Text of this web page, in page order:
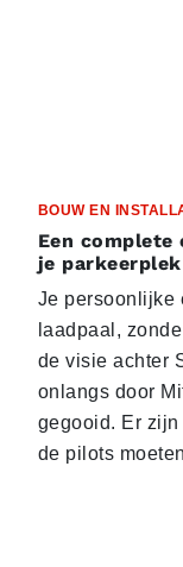
BOUW EN
Een complete
je parkeerplek
Je persoonlijke
laadpaal,
de visie achter
onlangs door
gegooid. Er
de pilots